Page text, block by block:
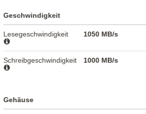
Geschwindigkeit
Lesegeschwindigkeit 1050 MB/s
Schreibgeschwindigkeit 1000 MB/s
Gehäuse